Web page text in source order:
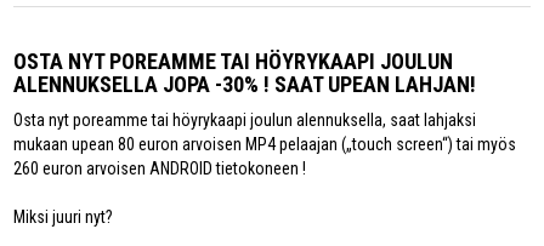
OSTA NYT POREAMME TAI HÖYRYKAAPI JOULUN
ALENNUKSELLA JOPA -30% ! SAAT UPEAN LAHJAN!
Osta nyt poreamme tai höyrykaapi joulun alennuksella, saat lahjaksi
mukaan upean 80 euron arvoisen MP4 pelaajan („touch screen“) tai myös
260 euron arvoisen ANDROID tietokoneen !
Miksi juuri nyt?